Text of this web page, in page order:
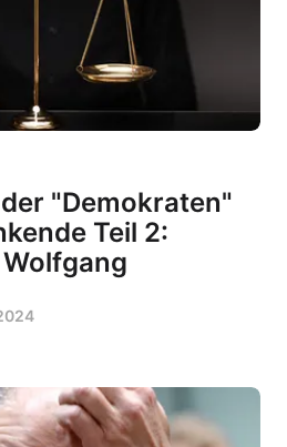
"Demokraten"
Teil 2: